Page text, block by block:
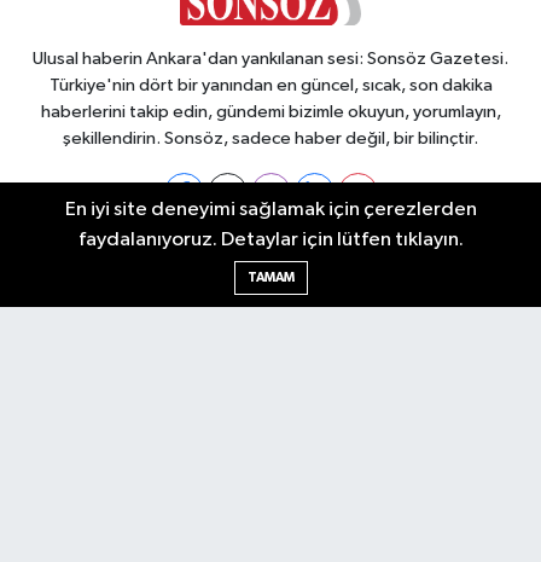
Ulusal haberin Ankara'dan yankılanan sesi: Sonsöz Gazetesi.
Türkiye'nin dört bir yanından en güncel, sıcak, son dakika
haberlerini takip edin, gündemi bizimle okuyun, yorumlayın,
şekillendirin. Sonsöz, sadece haber değil, bir bilinçtir.
Ankara Nöbetçi Eczaneler
En iyi site deneyimi sağlamak için çerezlerden
faydalanıyoruz. Detaylar için lütfen tıklayın.
TAMAM